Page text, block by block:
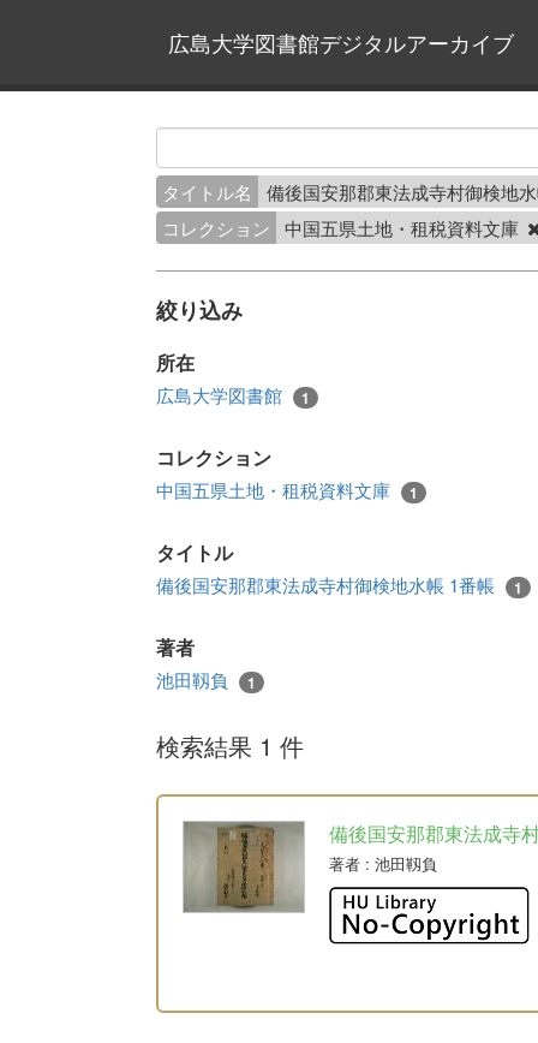
広島大学図書館デジタルアーカイブ
タイトル名
備後国安那郡東法成寺村御検地
コレクション
中国五県土地・租税資料文庫
絞り込み
所在
広島大学図書館 1
コレクション
中国五県土地・租税資料文庫 1
タイトル
備後国安那郡東法成寺村御検地水帳 1番帳 1
著者
池田靱負 1
検索結果 1 件
備後国安那郡東法成寺
著者 : 池田靱負